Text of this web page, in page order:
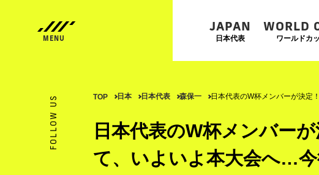
JAPAN
日本代表
WORLD
ワールドカ
FOLLOW US TOP 日本 日本代表 森保一 日本代表のW杯メンバーが決定
日本代表のW杯メンバー
て、いよいよ本大会へ…